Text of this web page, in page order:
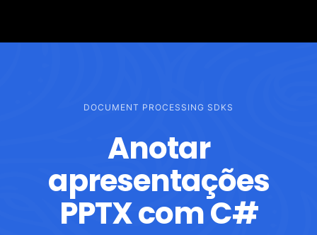
DOCUMENT PROCESSING SDKS
Anotar
apresentações
PPTX com C#